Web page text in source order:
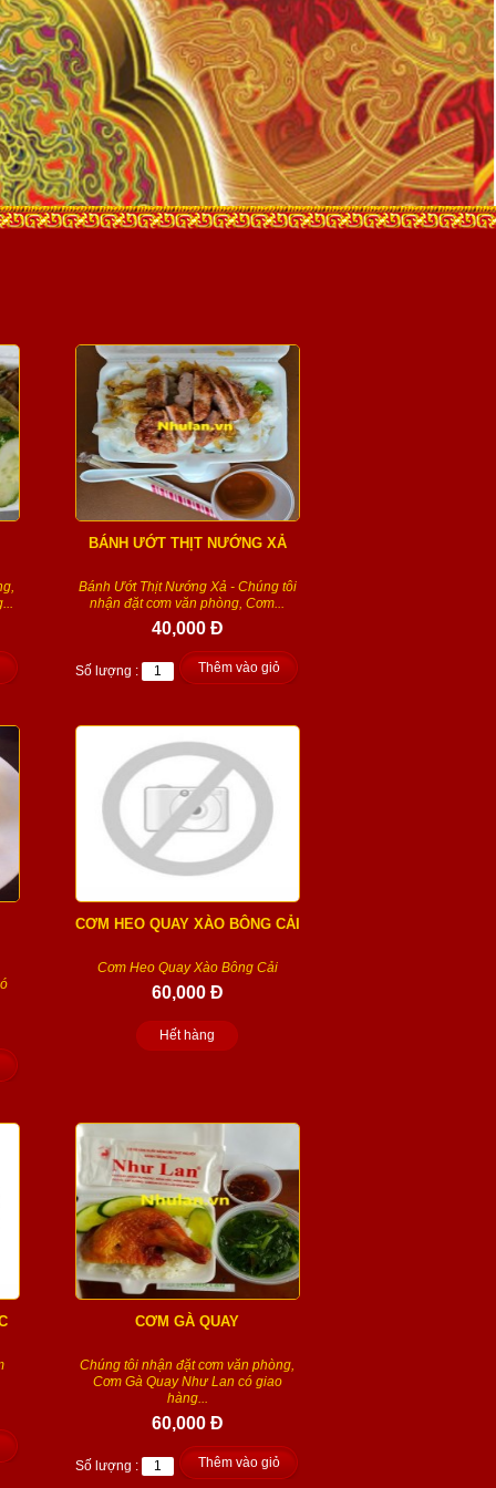
BÁNH ƯỚT THỊT NƯỚNG XẢ
Bánh Ướt Thịt Nướng Xả - Chúng tôi
nhận đặt cơm văn phòng, Cơm...
40,000 Đ
Số lượng : Thêm vào giỏ
CƠM HEO QUAY XÀO BÔNG CẢI
Cơm Heo Quay Xào Bông Cải
60,000 Đ
Hết hàng
CƠM GÀ QUAY
Chúng tôi nhận đặt cơm văn phòng,
Cơm Gà Quay Như Lan có giao
hàng...
60,000 Đ
Số lượng : Thêm vào giỏ